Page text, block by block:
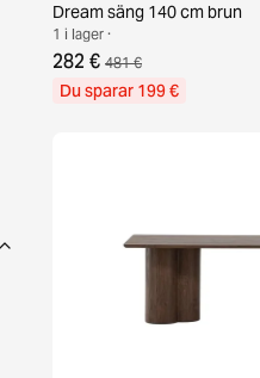
Dream säng 140 cm brun
1 i lager ·
282 € 481 €
Du sparar 199 €